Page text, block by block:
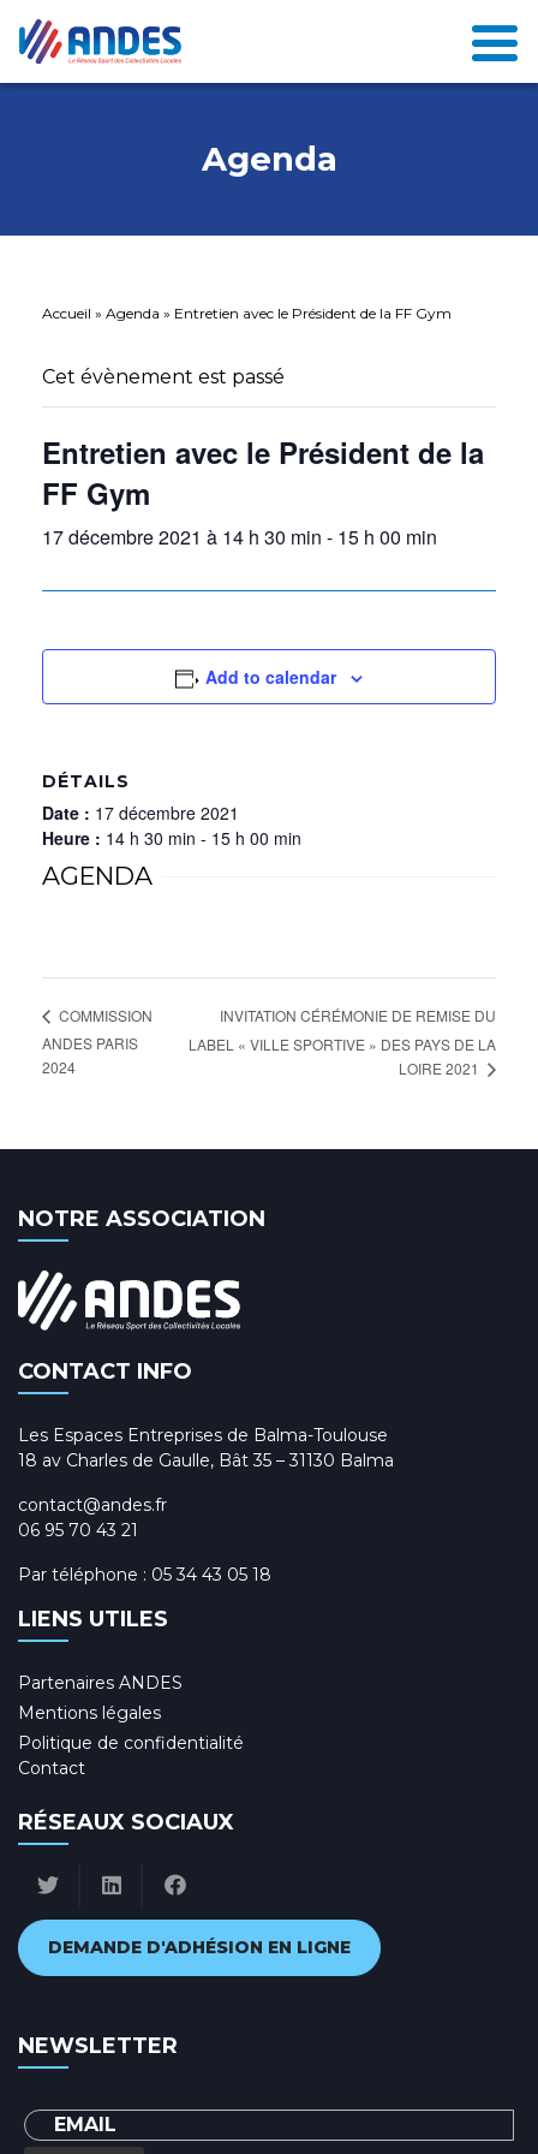
Agenda
Accueil » Agenda » Entretien avec le Président de la FF Gym
Cet évènement est passé
Entretien avec le Président de la
FF Gym
17 décembre 2021 à 14 h 30 min - 15 h 00 min
Add to calendar
DÉTAILS
Date : 17 décembre 2021
Heure : 14 h 30 min - 15 h 00 min
AGENDA
COMMISSION
ANDES PARIS
2024
INVITATION CÉRÉMONIE DE REMISE DU
LABEL « VILLE SPORTIVE » DES PAYS DE LA
LOIRE 2021
NOTRE ASSOCIATION
CONTACT INFO
Les Espaces Entreprises de Balma-Toulouse
18 av Charles de Gaulle, Bât 35 – 31130 Balma
contact@andes.fr
06 95 70 43 21
Par téléphone : 05 34 43 05 18
LIENS UTILES
Partenaires ANDES
Mentions légales
Politique de confidentialité
Contact
RÉSEAUX SOCIAUX
DEMANDE D'ADHÉSION EN LIGNE
NEWSLETTER